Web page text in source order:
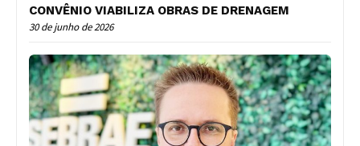
CONVÊNIO VIABILIZA OBRAS DE DRENAGEM
30 de junho de 2026